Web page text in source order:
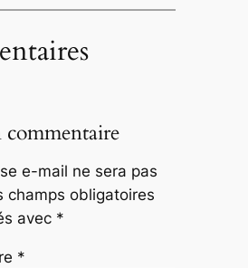
commentaire
e-mail ne sera pas
champs obligatoires
avec *
*